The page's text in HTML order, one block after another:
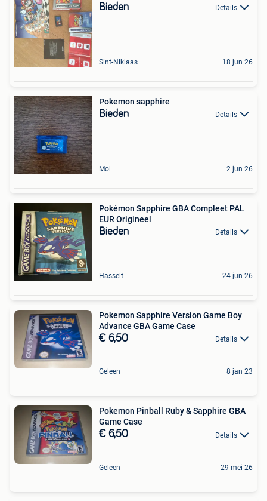
Bieden Details
Sint-Niklaas 18 jun 26
Pokemon sapphire
Bieden Details
Mol 2 jun 26
Pokémon Sapphire GBA Compleet PAL
EUR Origineel
Bieden Details
Hasselt 24 jun 26
Pokemon Sapphire Version Game Boy
Advance GBA Game Case
€ 6,50 Details
Geleen 8 jan 23
Pokemon Pinball Ruby & Sapphire GBA
Game Case
€ 6,50 Details
Geleen 29 mei 26